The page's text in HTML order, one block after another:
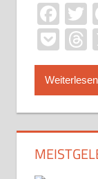
Weiterlesen